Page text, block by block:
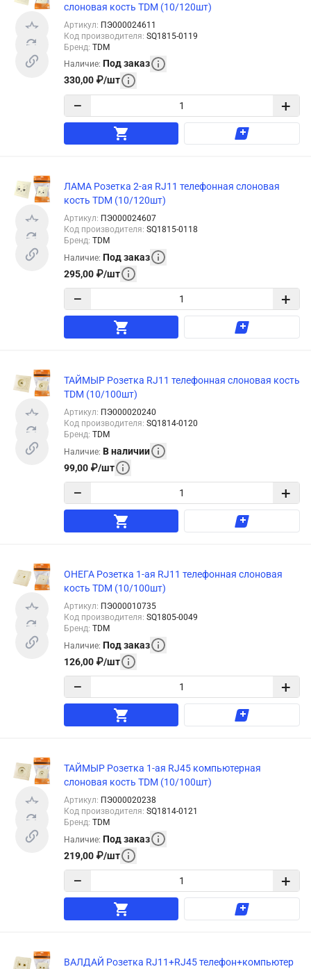
слоновая кость TDM (10/120шт)
Артикул: ПЭ000024611
Код производителя: SQ1815-0119
Бренд: TDM
Наличие: Под заказ
330,00 ₽/шт
− +
ЛАМА Розетка 2-ая RJ11 телефонная слоновая
кость TDM (10/120шт)
Артикул: ПЭ000024607
Код производителя: SQ1815-0118
Бренд: TDM
Наличие: Под заказ
295,00 ₽/шт
− +
ТАЙМЫР Розетка RJ11 телефонная слоновая кость
TDM (10/100шт)
Артикул: ПЭ000020240
Код производителя: SQ1814-0120
Бренд: TDM
Наличие: В наличии
99,00 ₽/шт
− +
ОНЕГА Розетка 1-ая RJ11 телефонная слоновая
кость TDM (10/100шт)
Артикул: ПЭ000010735
Код производителя: SQ1805-0049
Бренд: TDM
Наличие: Под заказ
126,00 ₽/шт
− +
ТАЙМЫР Розетка 1-ая RJ45 компьютерная
слоновая кость TDM (10/100шт)
Артикул: ПЭ000020238
Код производителя: SQ1814-0121
Бренд: TDM
Наличие: Под заказ
219,00 ₽/шт
− +
ВАЛДАЙ Розетка RJ11+RJ45 телефон+компьютер